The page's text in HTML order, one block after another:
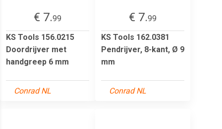
€ 7.99
KS Tools 156.0215
Doordrijver met
handgreep 6 mm
Conrad NL
€ 7.99
KS Tools 162.0381
Pendrijver, 8-kant, Ø 9
mm
Conrad NL